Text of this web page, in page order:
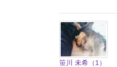
笹川 未希（1）